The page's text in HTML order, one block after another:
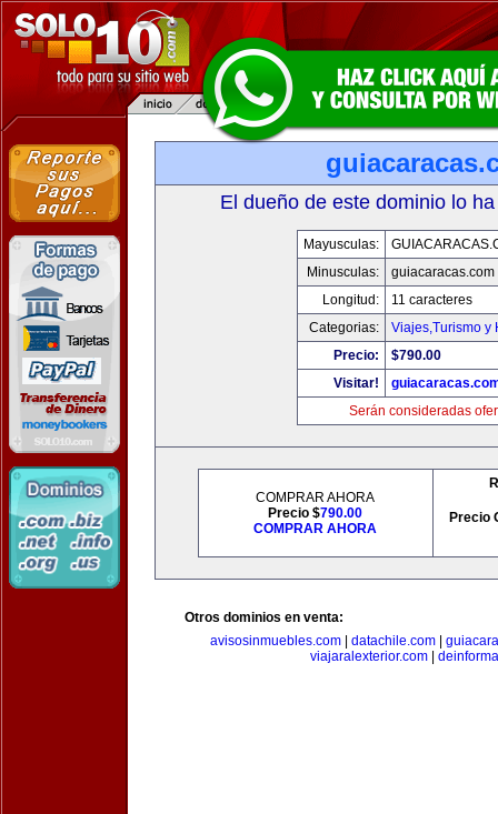
El dueño de este dominio lo
Mayusculas:
Minusculas:
guiacaracas.com
Longitud:
11 caracteres
Categorias:
Viajes,Turismo y
Precio:
$790.00
Visitar!
Serán consideradas
COMPRAR AHORA
Precio $790.00
COMPRAR AHORA
Precio
Otros dominios en venta:
avisosinmuebles.com
datachile.com
viajaralexterior.com|